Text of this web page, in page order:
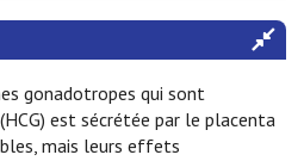
gonadotropes qui sont
est sécrétée par le placenta
mais leurs effets